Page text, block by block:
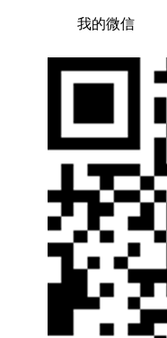
我的微信